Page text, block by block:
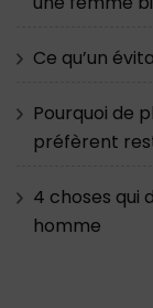
Ce qu’un
Pourquoi de
préfèrent
4 choses qui
homme